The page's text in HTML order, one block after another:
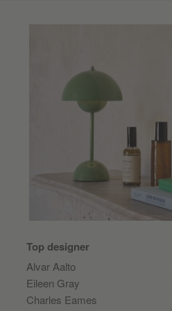
Top designer
Alvar Aalto
Eileen Gray
Charles Eames